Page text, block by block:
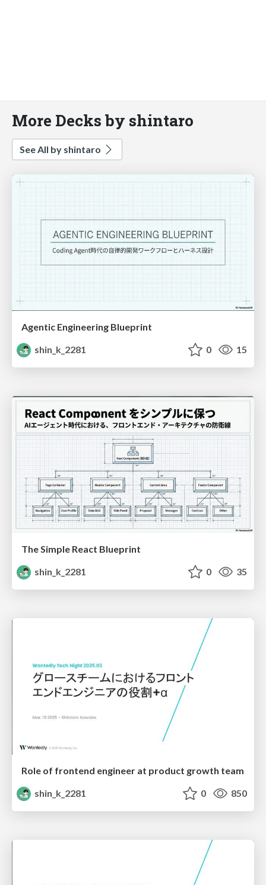
More Decks by shintaro
See All by shintaro
Agentic Engineering Blueprint
shin_k_2281
0 15
The Simple React Blueprint
shin_k_2281
0 35
Role of frontend engineer at product growth team
shin_k_2281
0 850